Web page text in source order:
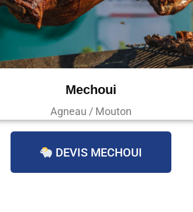
Mechoui
Agneau / Mouton
DEVIS MECHOUI